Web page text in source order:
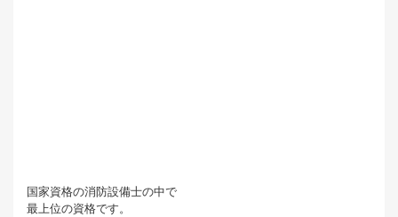
国家資格の消防設備士の中で
最上位の資格です。